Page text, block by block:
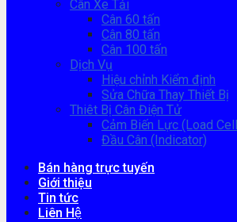
Cân Xe Tải
Cân 60 tấn
Cân 80 tấn
Cân 100 tấn
Dịch Vụ
Hiệu chỉnh Kiểm định
Sửa Chữa Thay Thiết Bị
Thiêt Bị Cân Điện Tử
Cảm Biến Lực (Load
Đầu Cân (Indicator)
Bán hàng trực tuyến
Giới thiệu
Tin tức
Liên Hệ